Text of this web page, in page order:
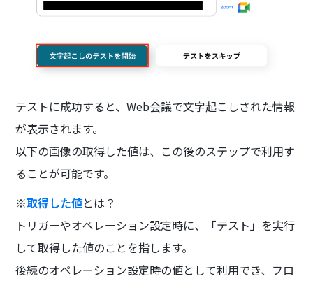
テストに成功すると、Web会議で文字起こしされた情報
が表示されます。
以下の画像の取得した値は、この後のステップで利用す
ることが可能です。
※取得した値とは？
トリガーやオペレーション設定時に、「テスト」を実行
して取得した値のことを指します。
後続のオペレーション設定時の値として利用でき、フロ